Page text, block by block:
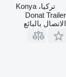
تركيا، Konya
Donat Trailer
الاتصال بالبائع